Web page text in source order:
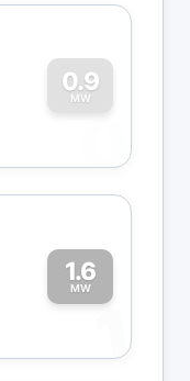
0.9
MW
0
1.6
MW
1